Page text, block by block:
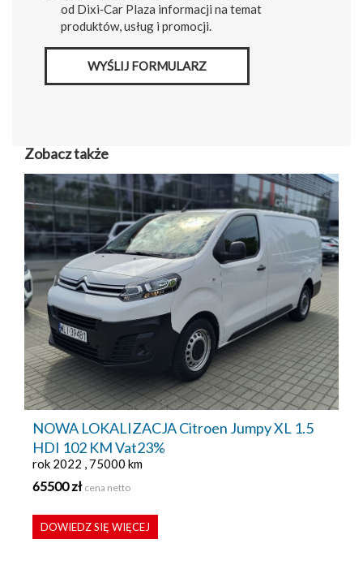
od Dixi‑Car Plaza informacji na temat
produktów, usług i promocji.
WYŚLIJ FORMULARZ
Zobacz także
NOWA LOKALIZACJA Citroen Jumpy XL 1.5
HDI 102 KM Vat23%
rok 2022 , 75000 km
65500 zł cena netto
DOWIEDZ SIĘ WIĘCEJ